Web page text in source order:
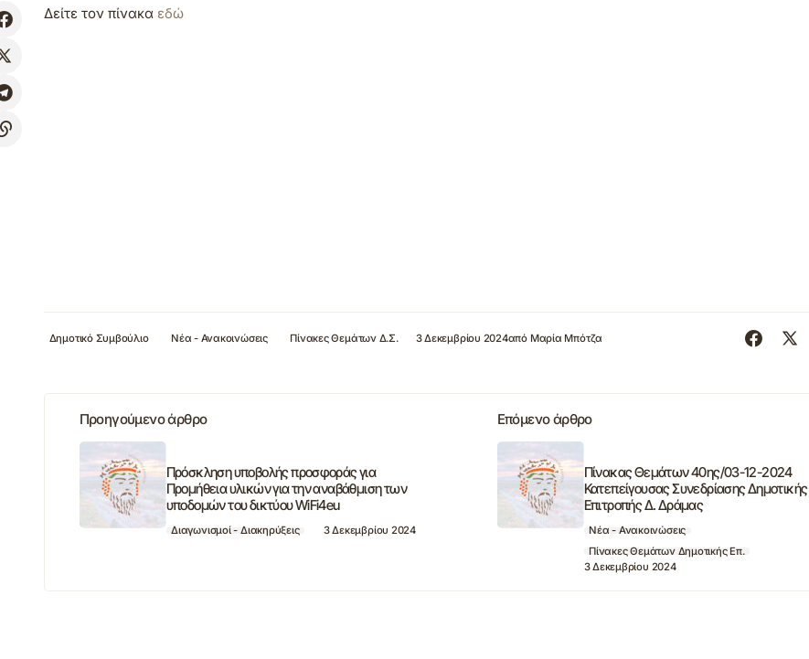
Δείτε τον πίνακα εδώ
Δημοτικό Συμβούλιο Νέα - Ανακοινώσεις Πίνακες Θεμάτων Δ.Σ. 3 Δεκεμβρίου 2024από Μαρία Μπότζα
Προηγούμενο άρθρο
Πρόσκληση υποβολής προσφοράς για
Προμήθεια υλικών για την αναβάθμιση των
υποδομών του δικτύου WiFi4eu
Διαγωνισμοί - Διακηρύξεις 3 Δεκεμβρίου 2024
Επόμενο άρθρο
Πίνακας Θεμάτων 40ης/03-12-2024
Κατεπείγουσας Συνεδρίασης Δημοτικής
Επιτροπής Δ. Δράμας
Νέα - Ανακοινώσεις
Πίνακες Θεμάτων Δημοτικής Επ.
3 Δεκεμβρίου 2024